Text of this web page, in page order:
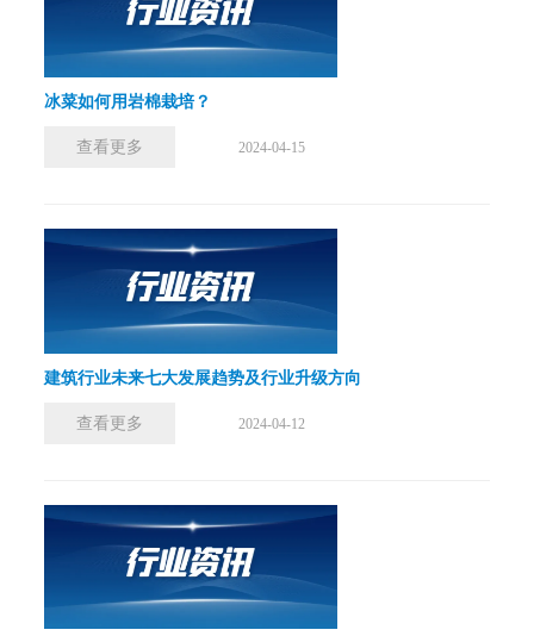
冰菜如何用岩棉栽培？
查看更多 2024-04-15
建筑行业未来七大发展趋势及行业升级方向
查看更多 2024-04-12